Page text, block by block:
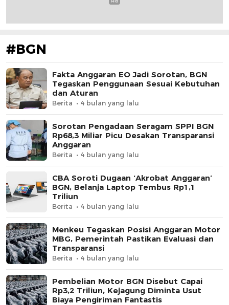
#BGN
Fakta Anggaran EO Jadi Sorotan, BGN
Tegaskan Penggunaan Sesuai Kebutuhan
dan Aturan
Berita 4 bulan yang lalu
Sorotan Pengadaan Seragam SPPI BGN
Rp68,3 Miliar Picu Desakan Transparansi
Anggaran
Berita 4 bulan yang lalu
CBA Soroti Dugaan ‘Akrobat Anggaran’
BGN, Belanja Laptop Tembus Rp1,1
Triliun
Berita 4 bulan yang lalu
Menkeu Tegaskan Posisi Anggaran Motor
MBG, Pemerintah Pastikan Evaluasi dan
Transparansi
Berita 4 bulan yang lalu
Pembelian Motor BGN Disebut Capai
Rp3,2 Triliun, Kejagung Diminta Usut
Biaya Pengiriman Fantastis